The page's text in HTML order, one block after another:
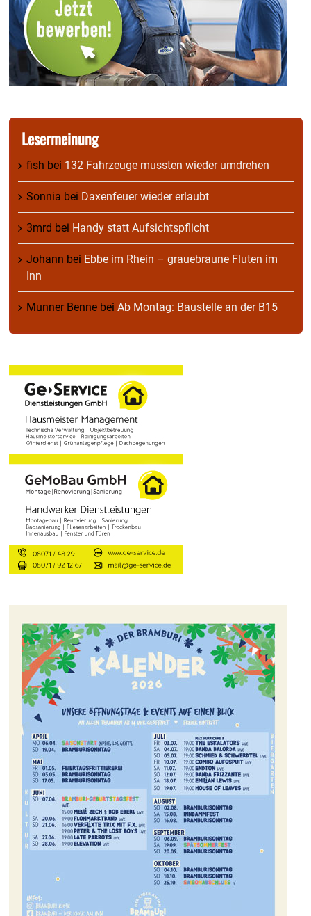
Lesermeinung
fish bei 132 Fahrzeuge mussten wieder umdrehen
Sonnia bei Daxenfeuer wieder erlaubt
3mrd bei Handy statt Aufsichtspflicht
Johann bei Ebbe im Rhein – grauebraune Fluten im
Inn
Munner Benne bei Ab Montag: Baustelle an der B15